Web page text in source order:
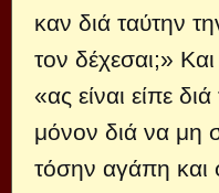
καν διά ταύτην
τον δέχεσαι;»
«ας είναι είπε
μόνον διά να μη
τόσην αγάπη και